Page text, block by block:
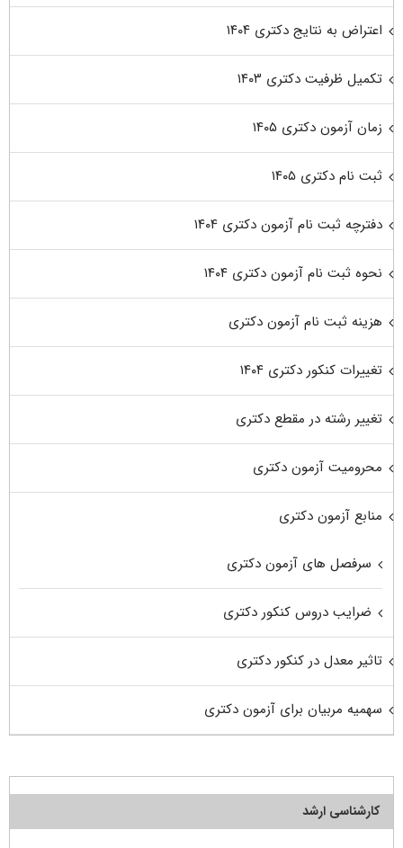
اعتراض به نتایج دکتری ۱۴۰۴
تکمیل ظرفیت دکتری ۱۴۰۳
زمان آزمون دکتری ۱۴۰۵
ثبت نام دکتری ۱۴۰۵
دفترچه ثبت نام آزمون دکتری ۱۴۰۴
نحوه ثبت نام آزمون دکتری ۱۴۰۴
هزینه ثبت نام آزمون دکتری
تغییرات کنکور دکتری ۱۴۰۴
تغییر رشته در مقطع دکتری
محرومیت آزمون دکتری
منابع آزمون دکتری
سرفصل های آزمون دکتری
ضرایب دروس کنکور دکتری
تاثیر معدل در کنکور دکتری
سهمیه مربیان برای آزمون دکتری
کارشناسی ارشد